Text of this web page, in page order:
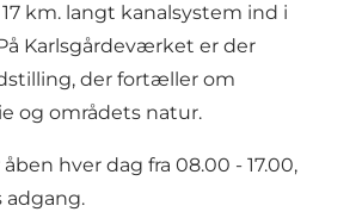
km. langt kanalsystem ind i
Karlsgårdeværket er der
der fortæller om
og områdets natur.
hver dag fra 08.00 - 17.00,
adgang.